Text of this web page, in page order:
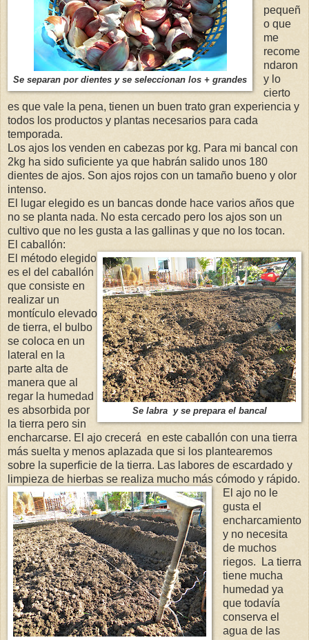
Se separan por dientes y se seleccionan los + grandes
pequeñ
o que
me
recome
ndaron
y lo
cierto
es que vale la pena, tienen un buen trato gran experiencia y
todos los productos y plantas necesarios para cada
temporada.
Los ajos los venden en cabezas por kg. Para mi bancal con
2kg ha sido suficiente ya que habrán salido unos 180
dientes de ajos. Son ajos rojos con un tamaño bueno y olor
intenso.
El lugar elegido es un bancas donde hace varios años que
no se planta nada. No esta cercado pero los ajos son un
cultivo que no les gusta a las gallinas y que no los tocan.
El caballón:
Se labra y se prepara el bancal
El método elegido
es el del caballón
que consiste en
realizar un
montículo elevado
de tierra, el bulbo
se coloca en un
lateral en la
parte alta de
manera que al
regar la humedad
es absorbida por
la tierra pero sin
encharcarse. El ajo crecerá en este caballón con una tierra
más suelta y menos aplazada que si los plantearemos
sobre la superficie de la tierra. Las labores de escardado y
limpieza de hierbas se realiza mucho más cómodo y rápido.
El ajo no le
gusta el
encharcamiento
y no necesita
de muchos
riegos. La tierra
tiene mucha
humedad ya
que todavía
conserva el
agua de las